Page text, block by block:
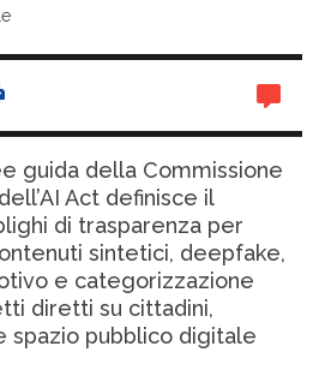
guida della Commissione
Act definisce il
di trasparenza per
sintetici, deepfake,
e categorizzazione
diretti su cittadini,
spazio pubblico digitale